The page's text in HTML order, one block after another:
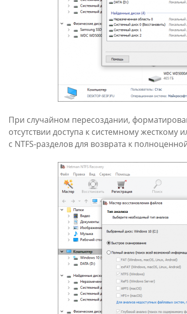
При случайном пересоздании,
отсутствии доступа к системному
с NTFS-разделов для возврата к